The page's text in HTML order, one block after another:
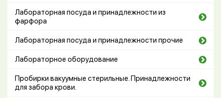
Лабораторная посуда и принадлежности из
фарфора
Лабораторная посуда и принадлежности прочие
Лабораторное оборудование
Пробирки вакуумные стерильные. Принадлежности
для забора крови.